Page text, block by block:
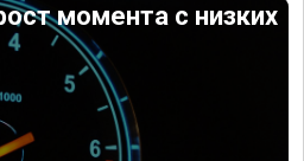
момента с низких